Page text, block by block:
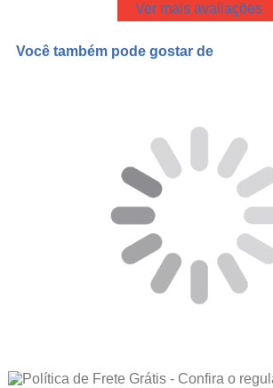
Ver mais avaliações
Você também pode gostar de